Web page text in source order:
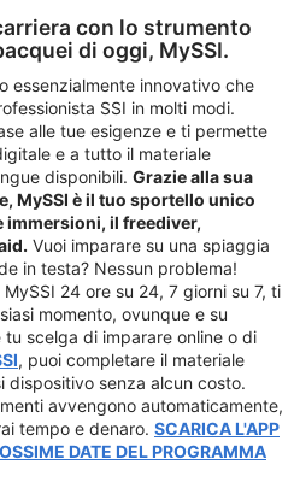
con lo strumento
di oggi, MySSI.
essenzialmente innovativo che
SSI in molti modi.
alle tue esigenze e ti permette
e a tutto il materiale
disponibili. Grazie alla sua
MySSI è il tuo sportello unico
immersioni, il freediver,
Vuoi imparare su una spiaggia
in testa? Nessun problema!
24 ore su 24, 7 giorni su 7, ti
momento, ovunque e su
scelga di imparare online o di
, puoi completare il materiale
senza alcun costo.
avvengono automaticamente,
tempo e denaro. SCARICA L'APP
DATE DEL PROGRAMMA